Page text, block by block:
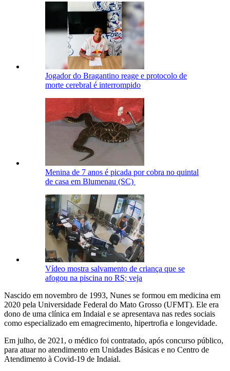
Jogador do Bragantino reage e protocolo de
morte cerebral é interrompido
Menina de 7 anos é picada por cobra no quintal
de casa em Blumenau (SC)
Vídeo mostra salvamento de criança que se
afogou na piscina no RS; veja
Nascido em novembro de 1993, Nunes se formou em medicina em
2020 pela Universidade Federal do Mato Grosso (UFMT). Ele era
dono de uma clínica em Indaial e se apresentava nas redes sociais
como especializado em emagrecimento, hipertrofia e longevidade.
Em julho, de 2021, o médico foi contratado, após concurso público,
para atuar no atendimento em Unidades Básicas e no Centro de
Atendimento à Covid-19 de Indaial.